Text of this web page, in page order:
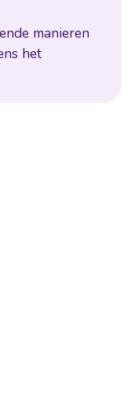
ende manieren
ns het